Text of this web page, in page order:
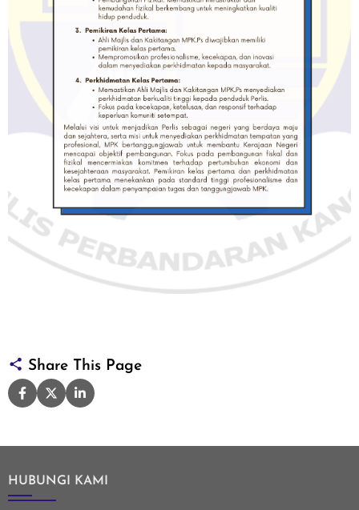
Share This Page
HUBUNGI KAMI